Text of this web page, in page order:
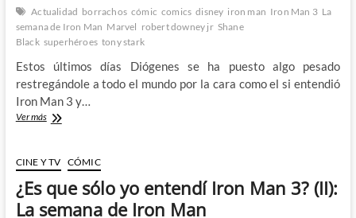
semana
de
Man
Actualidad borrachos cómic comics disney iron man Iron Man 3 La
semana de Iron Man Marvel robert downey jr Shane
Black superhéroes tony stark
Estos últimos días Diógenes se ha puesto algo pesado
restregándole a todo el mundo por la cara como el si entendió
Iron Man 3 y…
Ver másShane
da
al
mejor
Iron
CINE Y TV CÓMIC
¿Es que sólo yo entendí Iron Man 3? (II):
La semana de Iron Man